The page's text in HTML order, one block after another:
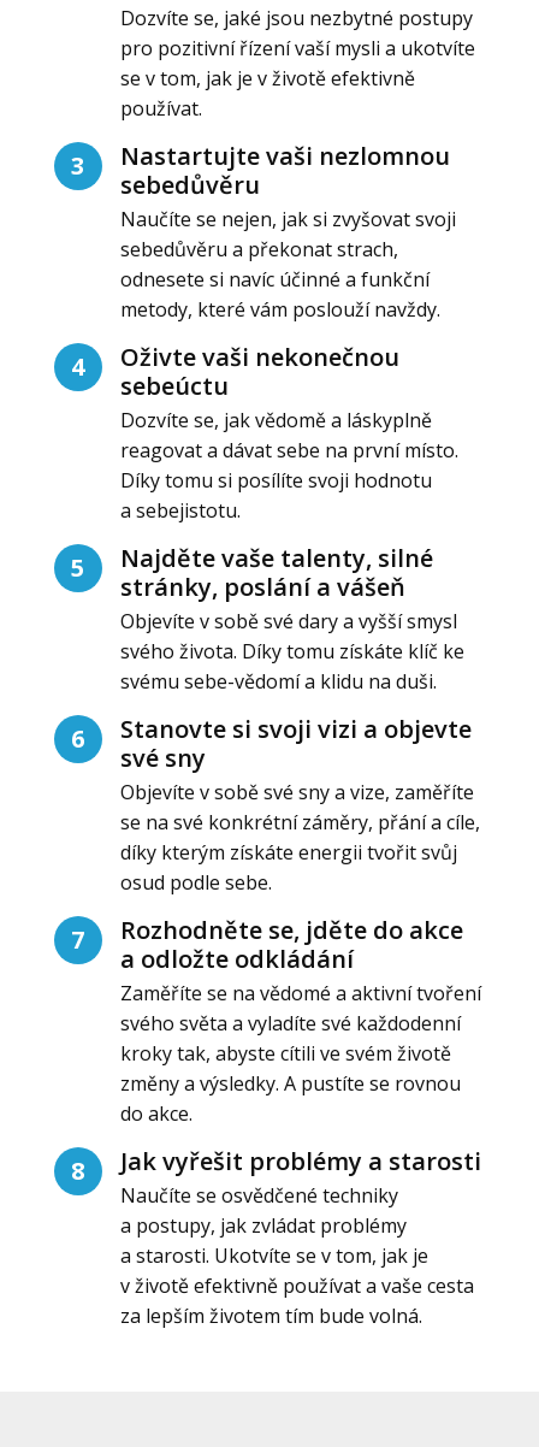
Dozvíte se, jaké jsou nezbytné postupy
pro pozitivní řízení vaší mysli a ukotvíte
se v tom, jak je v životě efektivně
používat.
3
Nastartujte vaši nezlomnou
sebedůvěru
Naučíte se nejen, jak si zvyšovat svoji
sebedůvěru a překonat strach,
odnesete si navíc účinné a funkční
metody, které vám poslouží navždy.
4
Oživte vaši nekonečnou
sebeúctu
Dozvíte se, jak vědomě a láskyplně
reagovat a dávat sebe na první místo.
Díky tomu si posílíte svoji hodnotu
a sebejistotu.
5
Najděte vaše talenty, silné
stránky, poslání a vášeň
Objevíte v sobě své dary a vyšší smysl
svého života. Díky tomu získáte klíč ke
svému sebe-vědomí a klidu na duši.
6
Stanovte si svoji vizi a objevte
své sny
Objevíte v sobě své sny a vize, zaměříte
se na své konkrétní záměry, přání a cíle,
díky kterým získáte energii tvořit svůj
osud podle sebe.
7
Rozhodněte se, jděte do akce
a odložte odkládání
Zaměříte se na vědomé a aktivní tvoření
svého světa a vyladíte své každodenní
kroky tak, abyste cítili ve svém životě
změny a výsledky. A pustíte se rovnou
do akce.
8 Jak vyřešit problémy a starosti
Naučíte se osvědčené techniky
a postupy, jak zvládat problémy
a starosti. Ukotvíte se v tom, jak je
v životě efektivně používat a vaše cesta
za lepším životem tím bude volná.